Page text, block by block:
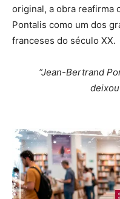
original, a obra reafirma
Pontalis como um dos
franceses do século XX.
“Jean-Bertrand